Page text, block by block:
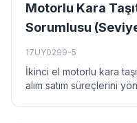
Motorlu Kara
Sorumlusu
17UY0299-5
İkinci el motorlu kara
alım satım süreçlerini